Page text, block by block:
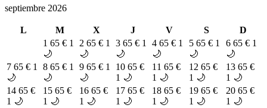
septiembre 2026
L M X J V S
D
1 65 € 1
🌙
2 65 € 1
🌙
3 65 € 1
🌙
4 65 € 1
🌙
5 65 € 1
🌙
6 65 € 1
🌙
7 65 € 1
🌙
8 65 € 1
🌙
9 65 € 1
🌙
10 65 €
1 🌙
11 65 €
1 🌙
12 65 €
1 🌙
13 65 €
1 🌙
14 65 €
1 🌙
15 65 €
1 🌙
16 65 €
1 🌙
17 65 €
1 🌙
18 65 €
1 🌙
19 65 €
1 🌙
20 65 €
1 🌙